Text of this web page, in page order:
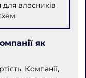
власників
як
Компанії,